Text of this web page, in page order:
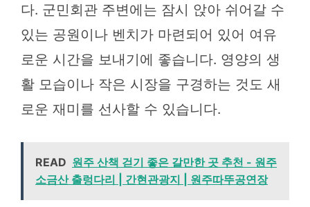
다. 군민회관 주변에는 잠시 앉아 쉬어갈 수
있는 공원이나 벤치가 마련되어 있어 여유
로운 시간을 보내기에 좋습니다. 영양의 생
활 모습이나 작은 시장을 구경하는 것도 새
로운 재미를 선사할 수 있습니다.
READ 원주 산책 걷기 좋은 갈만한 곳 추천 - 원주
소금산 출렁다리 | 간현관광지 | 원주따뚜공연장